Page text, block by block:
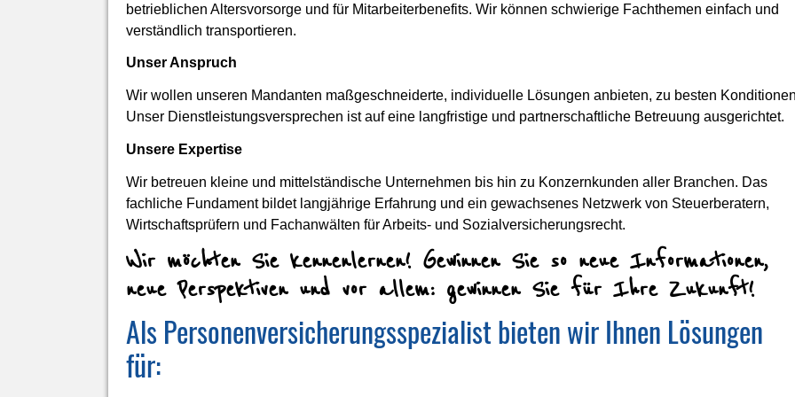
betrieblichen Alters­vorsorge und für Mitarbeiterbenefits. Wir können schwierige Fachthemen einfach und
verständlich transportieren.
Unser Anspruch
Wir wollen unseren Mandanten maßgeschneiderte, individuelle Lösungen anbieten, zu besten
Unser Dienstleistungsversprechen ist auf eine langfristige und partnerschaftliche Betreuung ausgerichtet.
Unsere Expertise
Wir betreuen kleine und mittelständische Unternehmen bis hin zu Konzernkunden aller Branchen. Das
fachliche Fundament bildet langjährige Erfahrung und ein gewachsenes Netzwerk von Steuerberatern,
Wirtschaftsprüfern und Fachanwälten für Arbeits- und Sozialversicherungsrecht.
Wir möchten Sie kennenlernen! Gewinnen Sie so neue Informationen,
neue Perspektiven und vor allem: gewinnen Sie für Ihre Zukunft!
Als Per­sonenversicherungsspezialist bieten wir Ihnen Lösungen
für: